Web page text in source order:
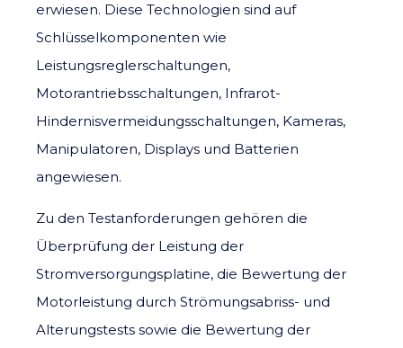
erwiesen. Diese Technologien sind auf
Schlüsselkomponenten wie
Leistungsreglerschaltungen,
Motorantriebsschaltungen, Infrarot-
Hindernisvermeidungsschaltungen, Kameras,
Manipulatoren, Displays und Batterien
angewiesen.
Zu den Testanforderungen gehören die
Überprüfung der Leistung der
Stromversorgungsplatine, die Bewertung der
Motorleistung durch Strömungsabriss- und
Alterungstests sowie die Bewertung der